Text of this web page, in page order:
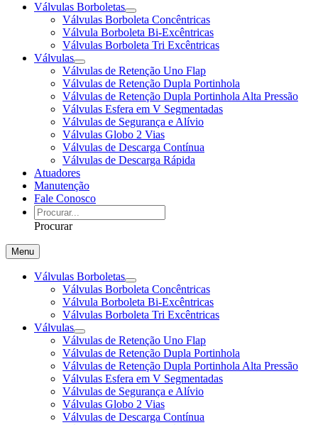
Válvulas Borboletas
Válvulas Borboleta Concêntricas
Válvula Borboleta Bi-Excêntricas
Válvulas Borboleta Tri Excêntricas
Válvulas
Válvulas de Retenção Uno Flap
Válvulas de Retenção Dupla Portinhola
Válvulas de Retenção Dupla Portinhola Alta Pressão
Válvulas Esfera em V Segmentadas
Válvulas de Segurança e Alívio
Válvulas Globo 2 Vias
Válvulas de Descarga Contínua
Válvulas de Descarga Rápida
Atuadores
Manutenção
Fale Conosco
Procurar
Menu
Válvulas Borboletas
Válvulas Borboleta Concêntricas
Válvula Borboleta Bi-Excêntricas
Válvulas Borboleta Tri Excêntricas
Válvulas
Válvulas de Retenção Uno Flap
Válvulas de Retenção Dupla Portinhola
Válvulas de Retenção Dupla Portinhola Alta Pressão
Válvulas Esfera em V Segmentadas
Válvulas de Segurança e Alívio
Válvulas Globo 2 Vias
Válvulas de Descarga Contínua